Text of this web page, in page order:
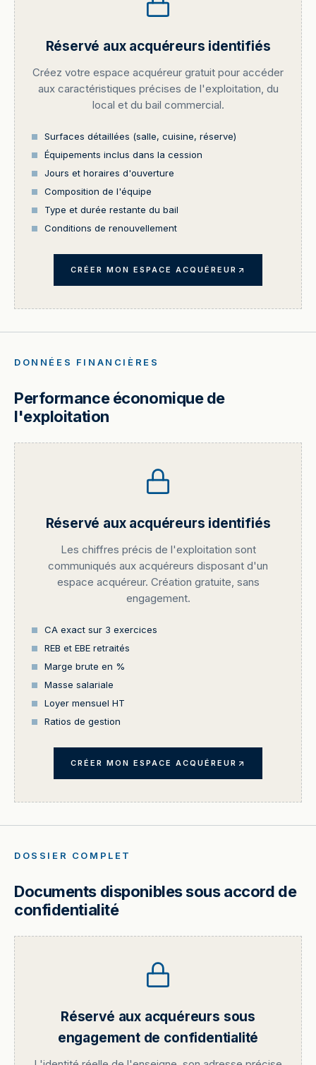
Réservé aux acquéreurs identifiés
Créez votre espace acquéreur gratuit pour accéder
aux caractéristiques précises de l'exploitation, du
local et du bail commercial.
Surfaces détaillées (salle, cuisine, réserve)
Équipements inclus dans la cession
Jours et horaires d'ouverture
Composition de l'équipe
Type et durée restante du bail
Conditions de renouvellement
CRÉER MON ESPACE ACQUÉREUR
DONNÉES FINANCIÈRES
Performance économique de
l'exploitation
Réservé aux acquéreurs identifiés
Les chiffres précis de l'exploitation sont
communiqués aux acquéreurs disposant d'un
espace acquéreur. Création gratuite, sans
engagement.
CA exact sur 3 exercices
REB et EBE retraités
Marge brute en %
Masse salariale
Loyer mensuel HT
Ratios de gestion
CRÉER MON ESPACE ACQUÉREUR
DOSSIER COMPLET
Documents disponibles sous accord de
confidentialité
Réservé aux acquéreurs sous
engagement de confidentialité